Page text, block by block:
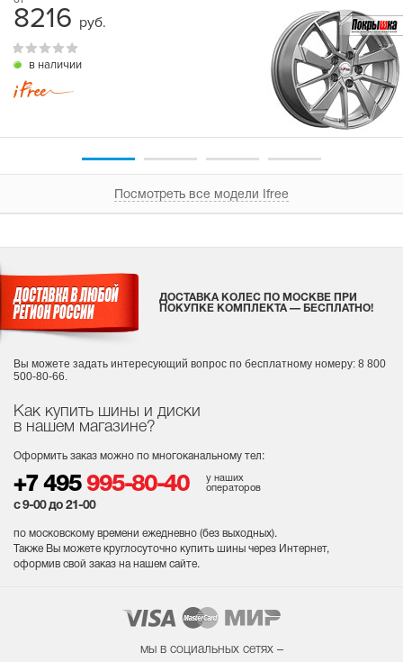
8216 руб.
в наличии
Посмотреть все модели Ifree
Как купить шины и диски
в нашем магазине?
Оформить заказ можно по многоканальному тел:
+7 495 995-80-40
у наших
операторов
с 9-00 до 21-00
по московскому времени ежедневно (без выходных).
Также Вы можете круглосуточно купить шины через Интернет,
оформив свой заказ на нашем сайте.
ДОСТАВКА КОЛЕС ПО МОСКВЕ ПРИ
ПОКУПКЕ КОМПЛЕКТА — БЕСПЛАТНО!
Вы можете задать интересующий вопрос по бесплатному номеру: 8 800
500-80-66.
мы в социальных сетях –